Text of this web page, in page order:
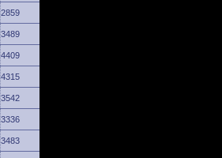
2859
3489
4409
4315
3542
3336
3483